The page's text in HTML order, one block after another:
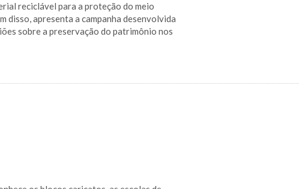
reciclável para a proteção do meio
disso, apresenta a campanha desenvolvida
sobre a preservação do patrimônio nos